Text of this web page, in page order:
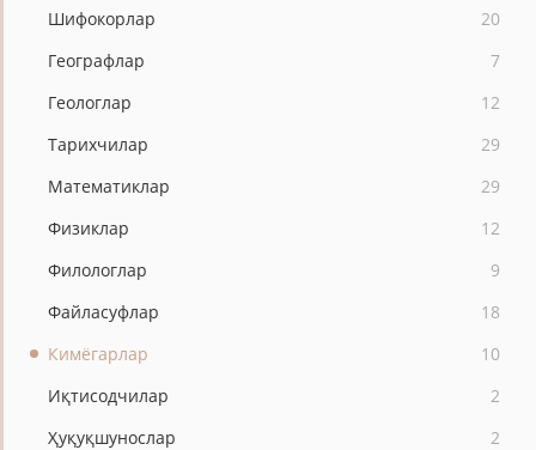
Шифокорлар
20
Географлар
7
Геологлар
12
Тарихчилар
29
Математиклар
29
Физиклар
12
Филологлар
9
Файласуфлар
18
Кимёгарлар
10
Иқтисодчилар
2
Ҳуқуқшунослар
2